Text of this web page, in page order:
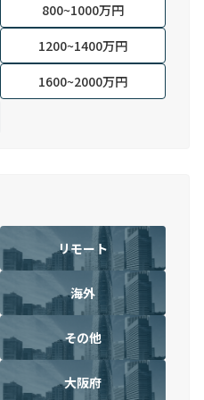
800~1000万円
1200~1400万円
1600~2000万円
リモート
海外
その他
大阪府